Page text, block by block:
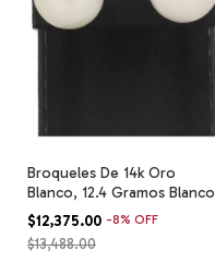
Broqueles De 14k Oro
Blanco, 12.4 Gramos Blanco
$12,375.00 -8% OFF
$13,488.00